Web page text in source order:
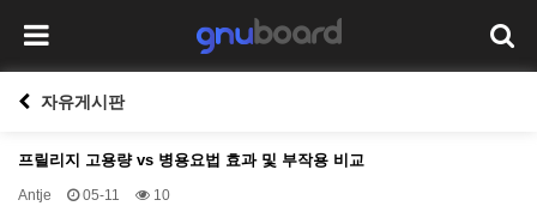
자유게시판
프릴리지 고용량 vs 병용요법 효과 및 부작용 비교
Antje 05-11 10